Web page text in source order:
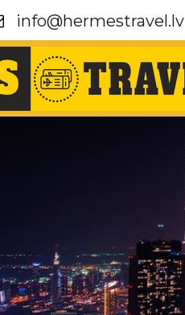
info@hermestravel.lv